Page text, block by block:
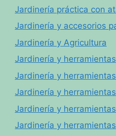
Jardinería práctica con
Jardinería y accesorios
Jardinería y Agricultura
Jardinería y herramientas
Jardinería y
Jardinería y
Jardinería y
Jardinería y